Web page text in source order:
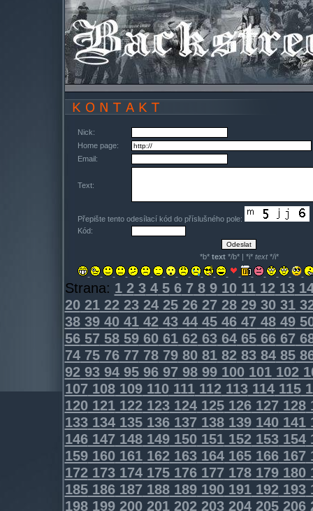
Nick:
Home page:
Email:
Text:
Přepište tento odesílací kód do příslušného pole:
Kód:
*b* text*/b* | *i* text*/i*
Strana: 12345678910111213
202122232425262728293031
383940414243444546474849
565758596061626364656667
747576777879808182838485
9293949596979899100101102
107108109110111112113114115
120121122123124125126127128
133134135136137138139140141
146147148149150151152153154
159160161162163164165166167
172173174175176177178179180
185186187188189190191192193
198199200201202203204205206